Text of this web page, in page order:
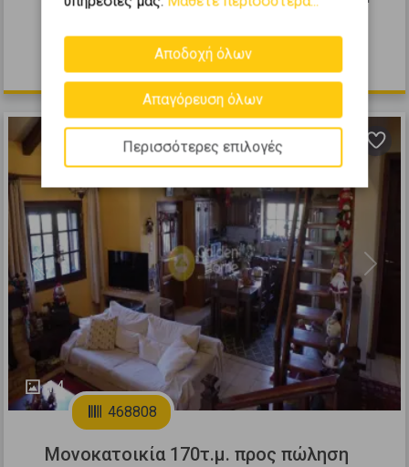
60.000 €
14
Previous Next
468808
Μονοκατοικία 170τ.μ. προς πώληση
Αποδοχή όλων
Απαγόρευση όλων
Περισσότερες επιλογές